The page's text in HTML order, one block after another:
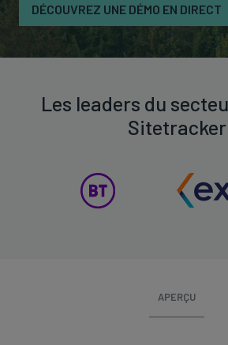
DÉCOUVREZ UNE DÉMO EN DIRECT
Les leaders du
Sitetracker
APERÇU